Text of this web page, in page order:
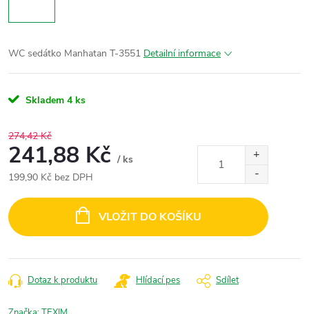
WC sedátko Manhatan T-3551 Detailní informace
Skladem 4 ks
274,42 Kč
241,88 Kč / ks
199,90 Kč bez DPH
cena:
VLOŽIT DO KOŠÍKU
Dotaz k produktu Hlídací pes Sdílet